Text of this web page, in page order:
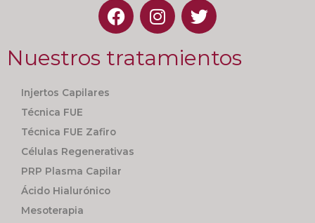
Nuestros tratamientos
Injertos Capilares
Técnica FUE
Técnica FUE Zafiro
Células Regenerativas
PRP Plasma Capilar
Ácido Hialurónico
Mesoterapia